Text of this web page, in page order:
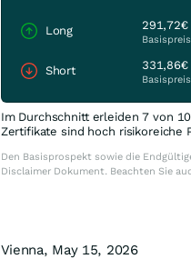
Long 291,72€
Basispreis
Short 331,86€
Basispreis
Im Durchschnitt erleiden 7 von
Zertifikate sind hoch risikoreiche
Den Basisprospekt sowie die
Disclaimer Dokument. Beachten Sie
Vienna, May 15, 2026